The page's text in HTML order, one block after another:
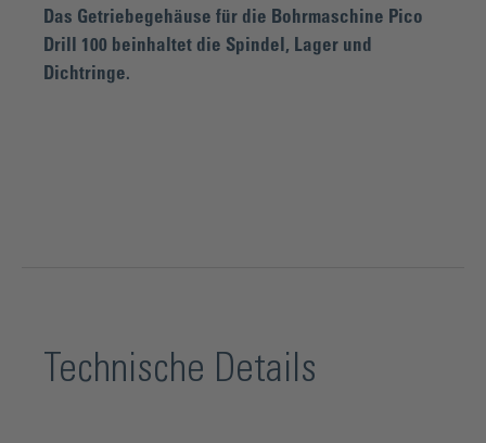
Das Getriebegehäuse für die Bohrmaschine Pico
Drill 100 beinhaltet die Spindel, Lager und
Dichtringe.
Technische Details